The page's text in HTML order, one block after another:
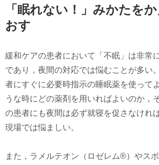
「眠れない！」みかたを
おす
緩和ケアの患者において「不眠」は非常
であり，夜間の対応では悩むことが多い
者にすぐに必要時指示の睡眠薬を使って
うな時にどの薬剤を用いればよいのか，
の患者にも夜間は必ず就寝を促さなけれ
現場では悩ましい。
また，ラメルテオン（ロゼレム®）やス